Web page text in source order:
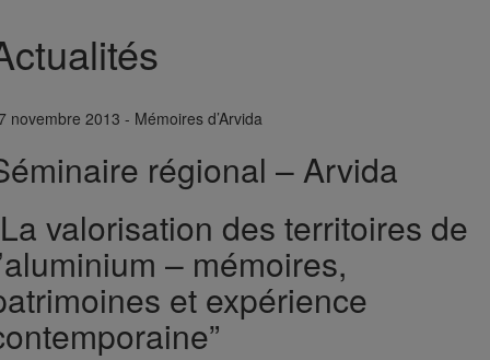
novembre 2013 - Mémoires d’Arvida
régional – Arvida
valorisation des territoires de
– mémoires,
et expérience